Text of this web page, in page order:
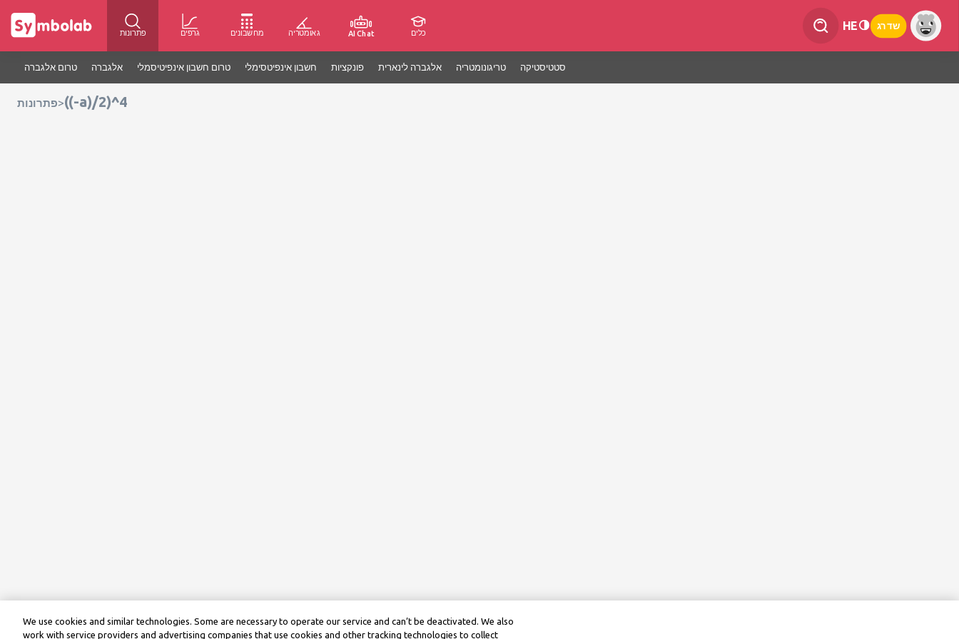
פתרונות גרפים מחשבונים גאומטריה AI Chat כלים
HE שדרג
טרום אלגברה אלגברה טרום חשבון אינפיטיסמלי חשבון אינפיטסימלי פונקציות אלגברה לינארית טריגונומטריה סטטיסטיקה
פתרונות>((-a)/2)^4
We use cookies and similar technologies. Some are necessary to operate our service and can’t be deactivated. We also
work with service providers and advertising companies that use cookies and other tracking technologies to collect